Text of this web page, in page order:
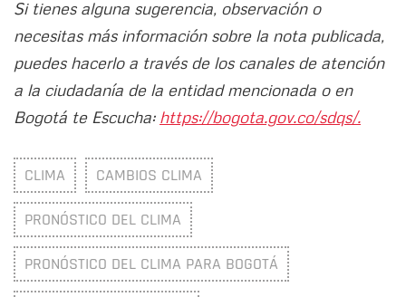
Si tienes alguna sugerencia, observación o
necesitas más información sobre la nota publicada,
puedes hacerlo a través de los canales de atención
a la ciudadanía de la entidad mencionada o en
Bogotá te Escucha: https://bogota.gov.co/sdqs/.
CLIMA CAMBIOS CLIMA
PRONÓSTICO DEL CLIMA
PRONÓSTICO DEL CLIMA PARA BOGOTÁ